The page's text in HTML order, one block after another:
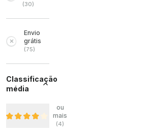
(30)
Envio
grátis
(75)
Classificação
média
ou
mais
(4)